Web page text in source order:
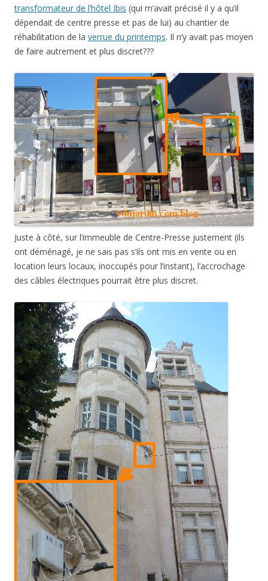
transformateur de l’hôtel Ibis (qui m’avait précisé il y a qu’il
dépendait de centre presse et pas de lui) au chantier de
réhabilitation de la verrue du printemps. Il n’y avait pas moyen
de faire autrement et plus discret???
Juste à côté, sur l’immeuble de Centre-Presse justement (ils
ont déménagé, je ne sais pas s’ils ont mis en vente ou en
location leurs locaux, inoccupés pour l’instant), l’accrochage
des câbles électriques pourrait être plus discret.